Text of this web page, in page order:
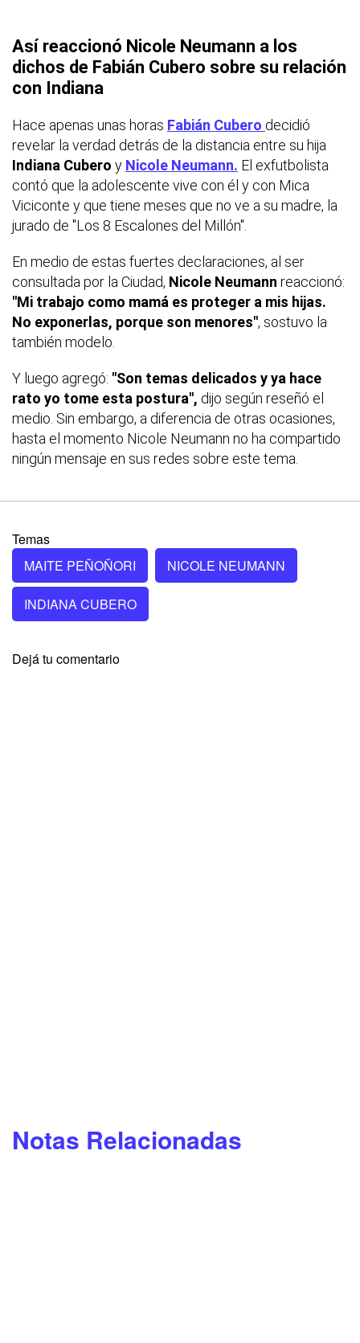
Así reaccionó Nicole Neumann a los
dichos de Fabián Cubero sobre su relación
con Indiana
Hace apenas unas horas Fabián Cubero decidió
revelar la verdad detrás de la distancia entre su hija
Indiana Cubero y Nicole Neumann. El exfutbolista
contó que la adolescente vive con él y con Mica
Viciconte y que tiene meses que no ve a su madre, la
jurado de "Los 8 Escalones del Millón".
En medio de estas fuertes declaraciones, al ser
consultada por la Ciudad, Nicole Neumann reaccionó:
"Mi trabajo como mamá es proteger a mis hijas.
No exponerlas, porque son menores", sostuvo la
también modelo.
Y luego agregó: "Son temas delicados y ya hace
rato yo tome esta postura", dijo según reseñó el
medio. Sin embargo, a diferencia de otras ocasiones,
hasta el momento Nicole Neumann no ha compartido
ningún mensaje en sus redes sobre este tema.
Temas
MAITE PEÑOÑORI
NICOLE NEUMANN
INDIANA CUBERO
Dejá tu comentario
Notas Relacionadas